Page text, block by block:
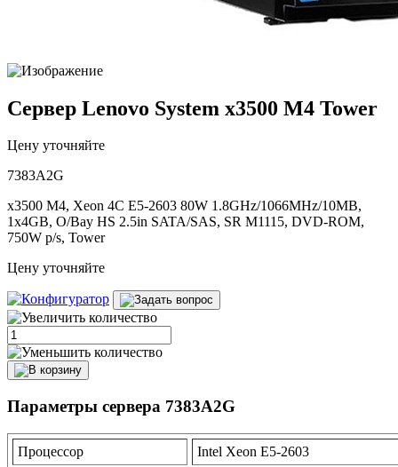
Сервер Lenovo System x3500 M4 Tower
Цену уточняйте
7383A2G
x3500 M4, Xeon 4C E5-2603 80W 1.8GHz/1066MHz/10MB,
1x4GB, O/Bay HS 2.5in SATA/SAS, SR M1115, DVD-ROM,
750W p/s, Tower
Цену уточняйте
Параметры сервера 7383A2G
Процессор Intel Xeon E5-2603